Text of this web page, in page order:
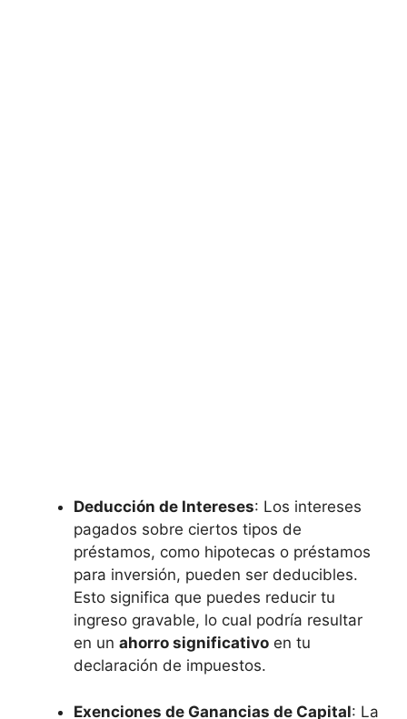
Deducción de Intereses: Los intereses
pagados sobre ciertos tipos de
⁤préstamos, como hipotecas o préstamos
para inversión, pueden⁤ ser deducibles.
Esto significa que puedes reducir tu
ingreso gravable, lo cual podría resultar
en ‍un ahorro significativo en tu
declaración de impuestos.
Exenciones de Ganancias de Capital: La